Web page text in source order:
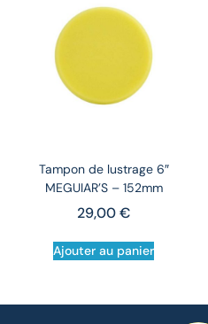
Tampon de lustrage 6″
MEGUIAR’S – 152mm
29,00€
Ajouter au panier